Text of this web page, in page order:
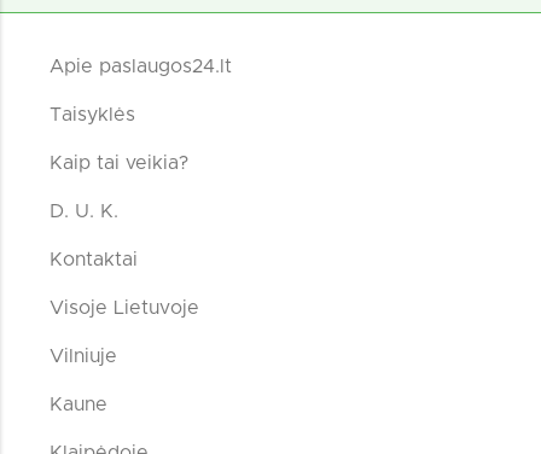
Apie paslaugos24.lt
Taisyklės
Kaip tai veikia?
D. U. K.
Kontaktai
Visoje Lietuvoje
Vilniuje
Kaune